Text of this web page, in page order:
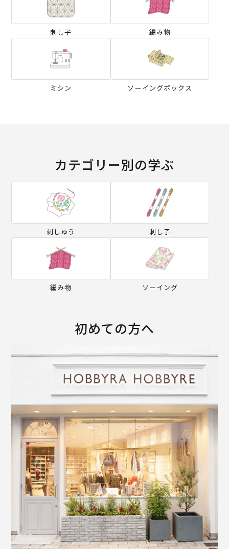
刺し子 編み物
ミシン ソーイングボックス
カテゴリー別の学ぶ
刺しゅう 刺し子
編み物 ソーイング
初めての方へ